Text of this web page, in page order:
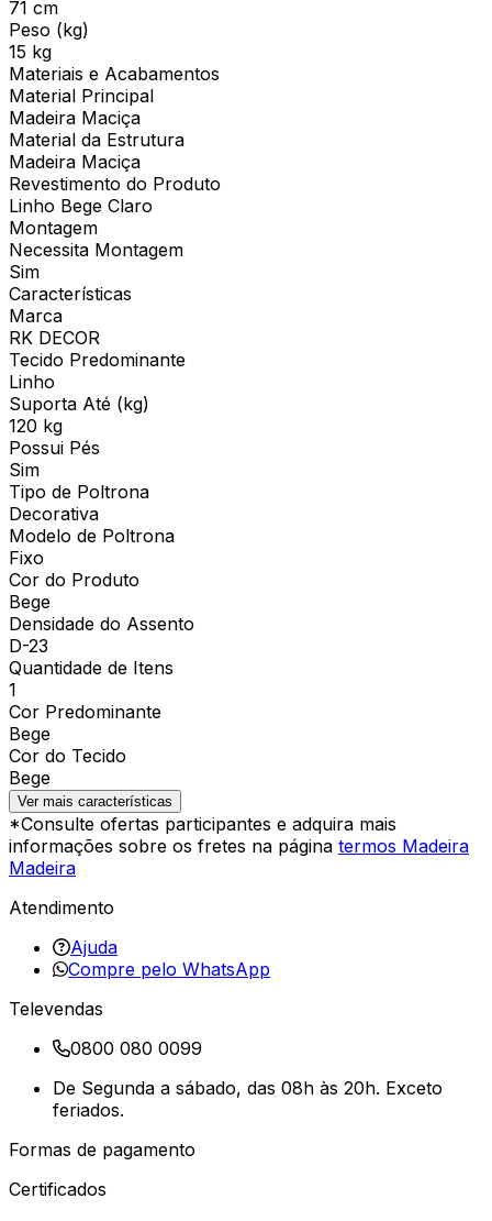
71 cm
Peso (kg)
15 kg
Materiais e Acabamentos
Material Principal
Madeira Maciça
Material da Estrutura
Madeira Maciça
Revestimento do Produto
Linho Bege Claro
Montagem
Necessita Montagem
Sim
Características
Marca
RK DECOR
Tecido Predominante
Linho
Suporta Até (kg)
120 kg
Possui Pés
Sim
Tipo de Poltrona
Decorativa
Modelo de Poltrona
Fixo
Cor do Produto
Bege
Densidade do Assento
D-23
Quantidade de Itens
1
Cor Predominante
Bege
Cor do Tecido
Bege
Ver mais características
*Consulte ofertas participantes e adquira mais
informações sobre os fretes na página termos Madeira
Madeira
Atendimento
Ajuda
Compre pelo WhatsApp
Televendas
0800 080 0099
De Segunda a sábado, das 08h às 20h. Exceto
feriados.
Formas de pagamento
Certificados